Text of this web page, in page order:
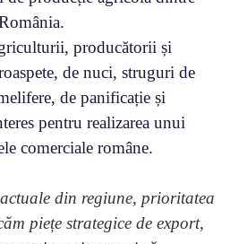
producătorii și
de nuci, struguri de
de panificație și
pentru realizarea unui
comerciale române.
din regiune, prioritatea
piețe strategice de export,